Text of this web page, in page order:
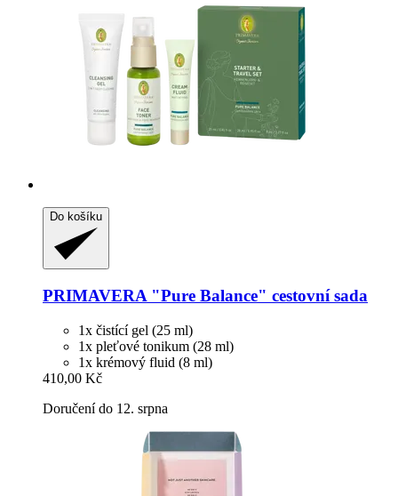
Do košíku
PRIMAVERA "Pure Balance" cestovní sada
1x čistící gel (25 ml)
1x pleťové tonikum (28 ml)
1x krémový fluid (8 ml)
410,00 Kč
Doručení do 12. srpna